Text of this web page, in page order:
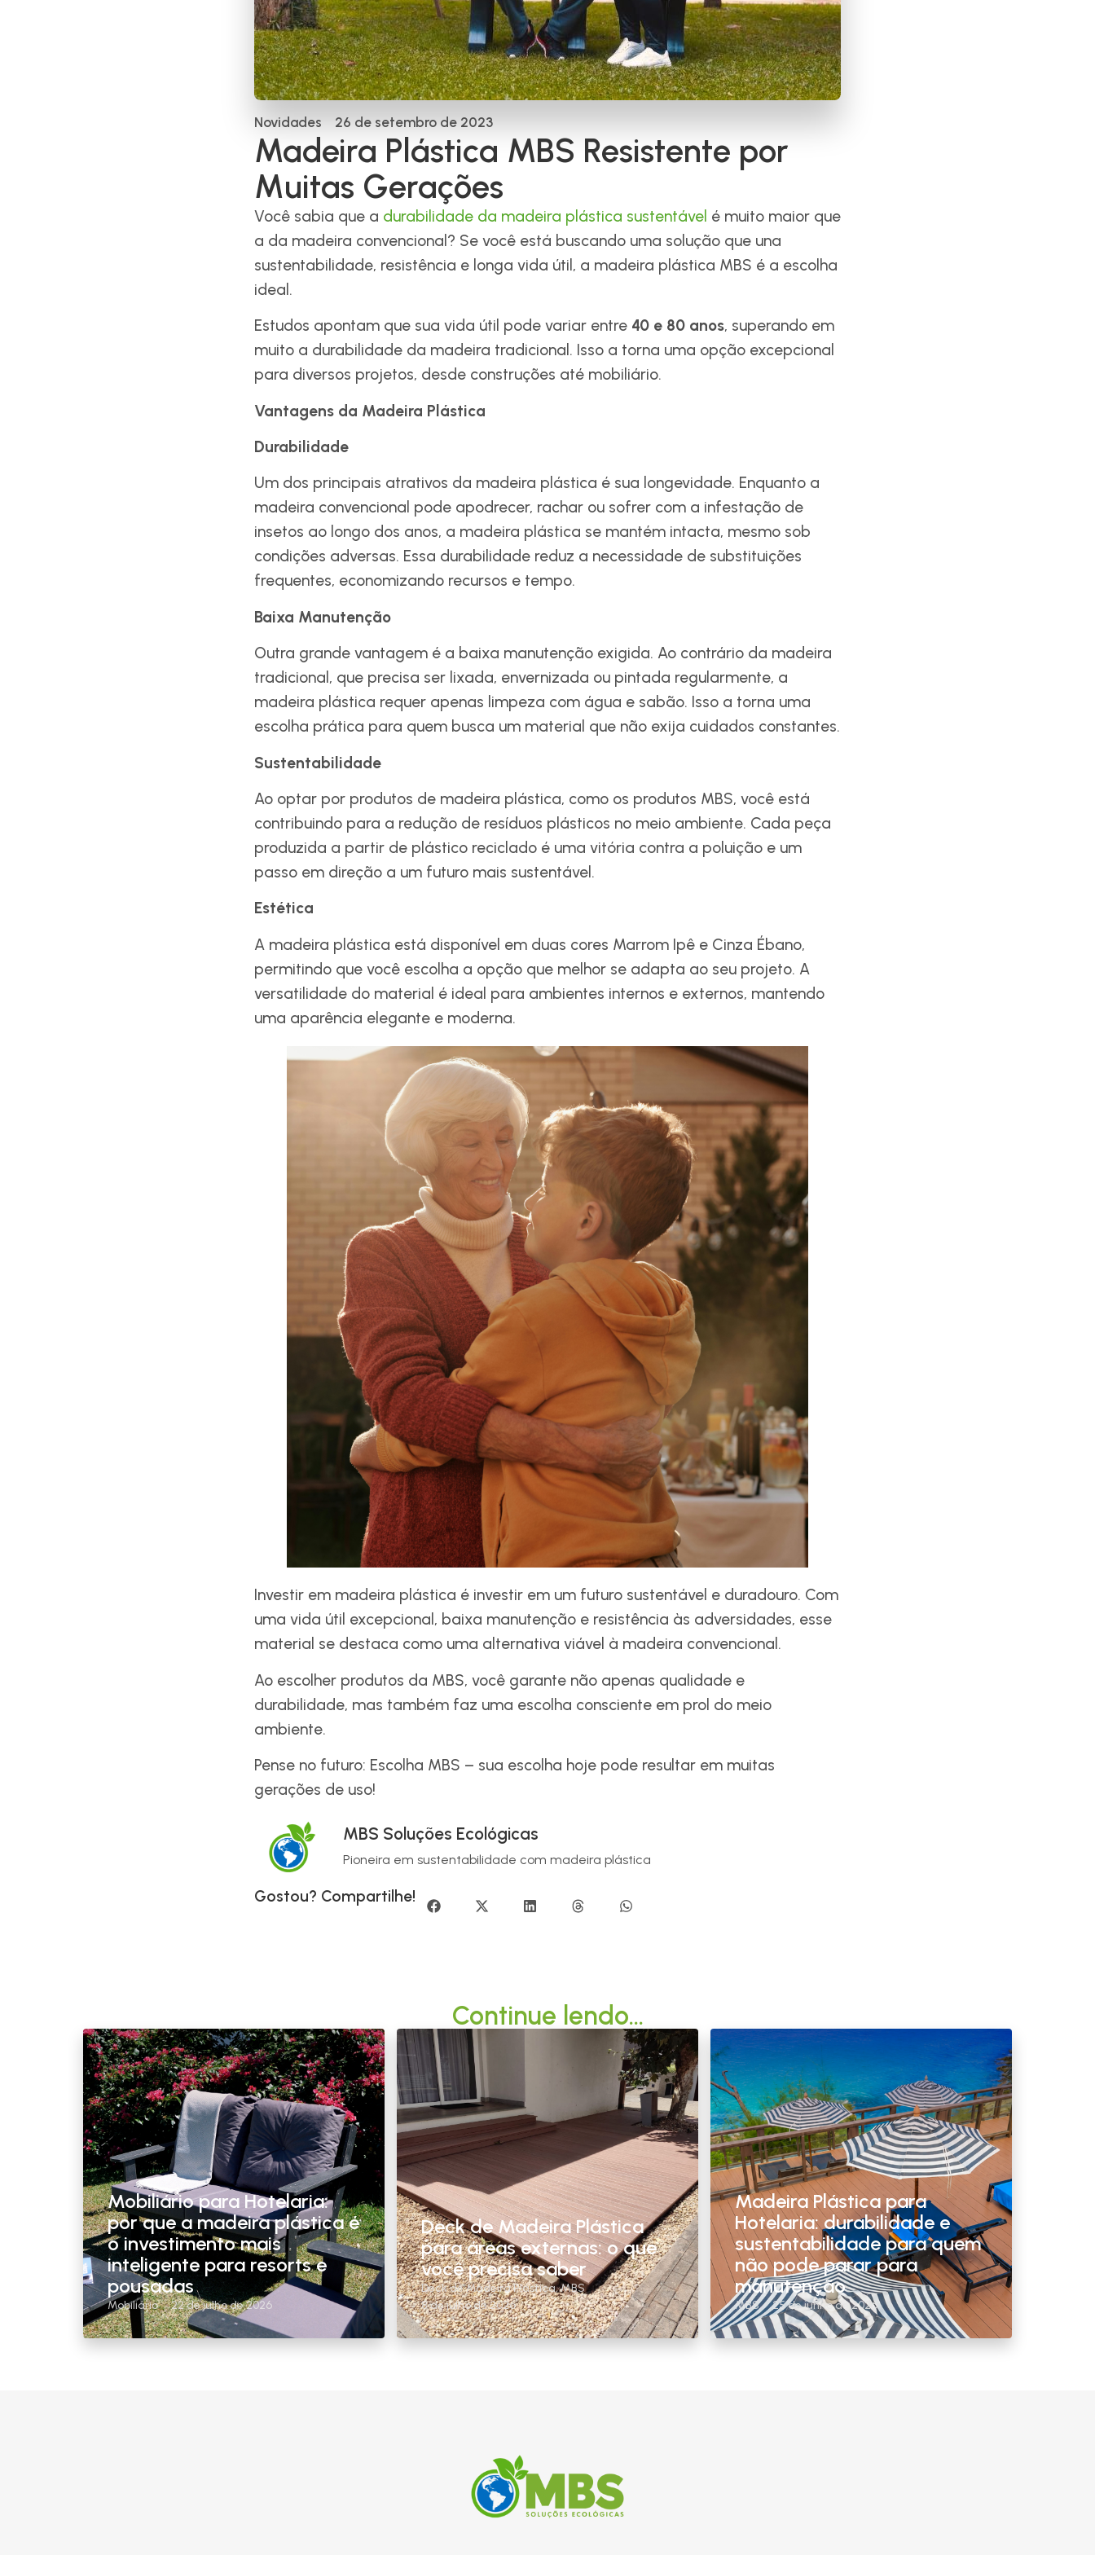
Novidades 26 de setembro de 2023
Madeira Plástica MBS Resistente por
Muitas Gerações
Você sabia que a durabilidade da madeira plástica sustentável é muito maior que
a da madeira convencional? Se você está buscando uma solução que una
sustentabilidade, resistência e longa vida útil, a madeira plástica MBS é a escolha
ideal.
Estudos apontam que sua vida útil pode variar entre 40 e 80 anos, superando em
muito a durabilidade da madeira tradicional. Isso a torna uma opção excepcional
para diversos projetos, desde construções até mobiliário.
Vantagens da Madeira Plástica
Durabilidade
Um dos principais atrativos da madeira plástica é sua longevidade. Enquanto a
madeira convencional pode apodrecer, rachar ou sofrer com a infestação de
insetos ao longo dos anos, a madeira plástica se mantém intacta, mesmo sob
condições adversas. Essa durabilidade reduz a necessidade de substituições
frequentes, economizando recursos e tempo.
Baixa Manutenção
Outra grande vantagem é a baixa manutenção exigida. Ao contrário da madeira
tradicional, que precisa ser lixada, envernizada ou pintada regularmente, a
madeira plástica requer apenas limpeza com água e sabão. Isso a torna uma
escolha prática para quem busca um material que não exija cuidados constantes.
Sustentabilidade
Ao optar por produtos de madeira plástica, como os produtos MBS, você está
contribuindo para a redução de resíduos plásticos no meio ambiente. Cada peça
produzida a partir de plástico reciclado é uma vitória contra a poluição e um
passo em direção a um futuro mais sustentável.
Estética
A madeira plástica está disponível em duas cores Marrom Ipê e Cinza Ébano,
permitindo que você escolha a opção que melhor se adapta ao seu projeto. A
versatilidade do material é ideal para ambientes internos e externos, mantendo
uma aparência elegante e moderna.
Investir em madeira plástica é investir em um futuro sustentável e duradouro. Com
uma vida útil excepcional, baixa manutenção e resistência às adversidades, esse
material se destaca como uma alternativa viável à madeira convencional.
Ao escolher produtos da MBS, você garante não apenas qualidade e
durabilidade, mas também faz uma escolha consciente em prol do meio
ambiente.
Pense no futuro: Escolha MBS – sua escolha hoje pode resultar em muitas
gerações de uso!
MBS Soluções Ecológicas
Pioneira em sustentabilidade com madeira plástica
Gostou? Compartilhe!
Continue lendo...
Mobiliário para Hotelaria:
por que a madeira plástica é
o investimento mais
inteligente para resorts e
pousadas
Mobiliário 22 de julho de 2026
Deck de Madeira Plástica
para áreas externas: o que
você precisa saber
Deck de Madeira Plástica,MBS
8 de julho de 2026
Madeira Plástica para
Hotelaria: durabilidade e
sustentabilidade para quem
não pode parar para
manutenção
MBS 25 de junho de 2026